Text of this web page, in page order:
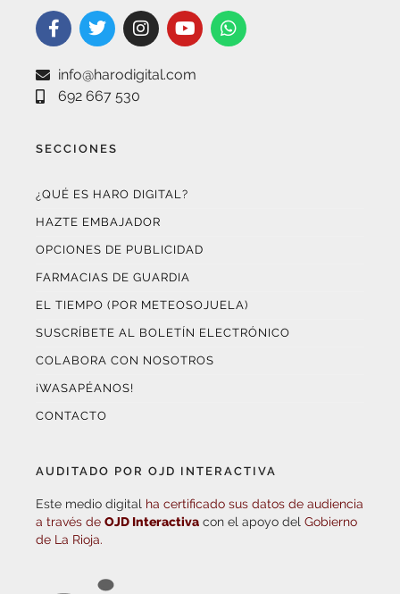
info@harodigital.com
692 667 530
SECCIONES
¿QUÉ ES HARO DIGITAL?
HAZTE EMBAJADOR
OPCIONES DE PUBLICIDAD
FARMACIAS DE GUARDIA
EL TIEMPO (POR METEOSOJUELA)
SUSCRÍBETE AL BOLETÍN ELECTRÓNICO
COLABORA CON NOSOTROS
¡WASAPÉANOS!
CONTACTO
AUDITADO POR OJD INTERACTIVA
Este medio digital ha certificado sus datos de audiencia
a través de OJD Interactiva con el apoyo del Gobierno
de La Rioja.